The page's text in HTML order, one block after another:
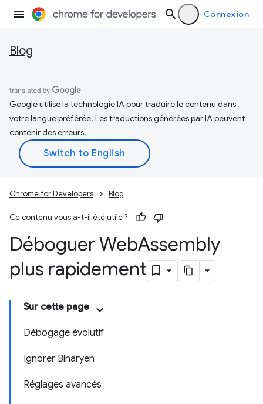
Connexion
Blog
Google utilise la technologie IA pour traduire le contenu dans
votre langue préférée. Les traductions générées par IA peuvent
contenir des erreurs.
Chrome for Developers Blog
Ce contenu vous a-t-il été utile ?
Déboguer WebAssembly
plus rapidement
Sur cette page
Débogage évolutif
Ignorer Binaryen
Réglages avancés